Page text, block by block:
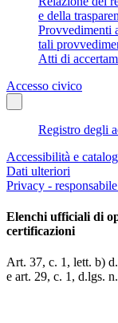
e della
Provvedimenti
tali
Atti di
Accesso civico
Registro degli
Accessibilità e
Dati ulteriori
Privacy -
Elenchi ufficiali di
certificazioni
Art. 37, c. 1, lett. b)
e art. 29, c. 1, d.lgs.